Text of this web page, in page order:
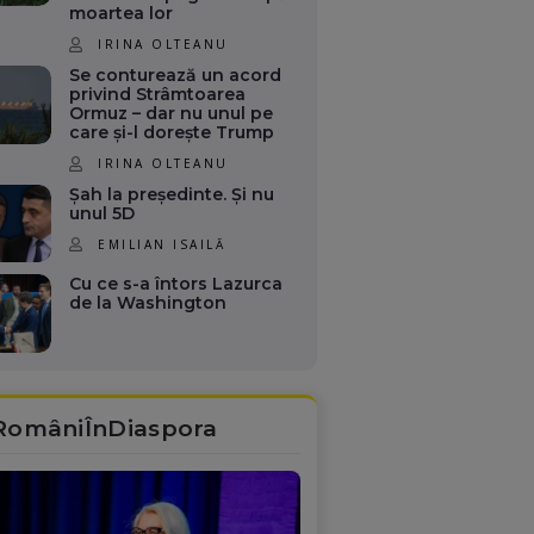
moartea lor
IRINA OLTEANU
Se conturează un acord
privind Strâmtoarea
Ormuz – dar nu unul pe
care și-l dorește Trump
IRINA OLTEANU
Șah la președinte. Și nu
unul 5D
EMILIAN ISAILĂ
Cu ce s-a întors Lazurca
de la Washington